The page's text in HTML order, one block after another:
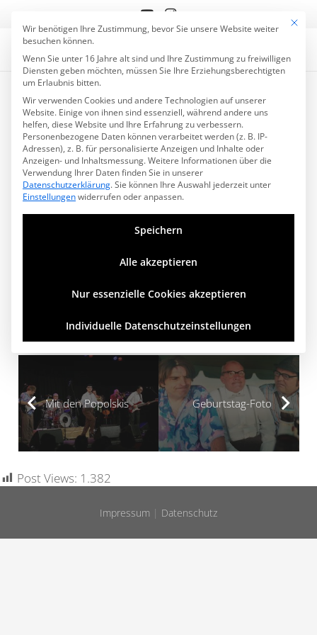
Während der „Rocken bis Qualmt“-Tour: Wenn ich
mal ne Pause…
Mit den Popolskis Geburtstag-Foto
Post Views: 1.382
Impressum | Datenschutz
Mit
Wir benötigen Ihre Zustimmung, bevor Sie unsere Website weiter
besuchen können.
Wenn Sie unter 16 Jahre alt sind und Ihre Zustimmung zu freiwilligen
Diensten geben möchten, müssen Sie Ihre Erziehungsberechtigten
um Erlaubnis bitten.
Wir verwenden Cookies und andere Technologien auf unserer
Website. Einige von ihnen sind essenziell, während andere uns
helfen, diese Website und Ihre Erfahrung zu verbessern.
Personenbezogene Daten können verarbeitet werden (z. B. IP-
Adressen), z. B. für personalisierte Anzeigen und Inhalte oder
Anzeigen- und Inhaltsmessung.Weitere Informationen über die
Verwendung Ihrer Daten finden Sie in unserer
Datenschutzerklärung.Sie können Ihre Auswahl jederzeit unter
Einstellungenwiderrufen oder anpassen.
Speichern
Alle akzeptieren
Nur essenzielle Cookies akzeptieren
Individuelle Datenschutzeinstellungen